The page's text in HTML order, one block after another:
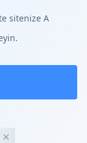
sitenize A